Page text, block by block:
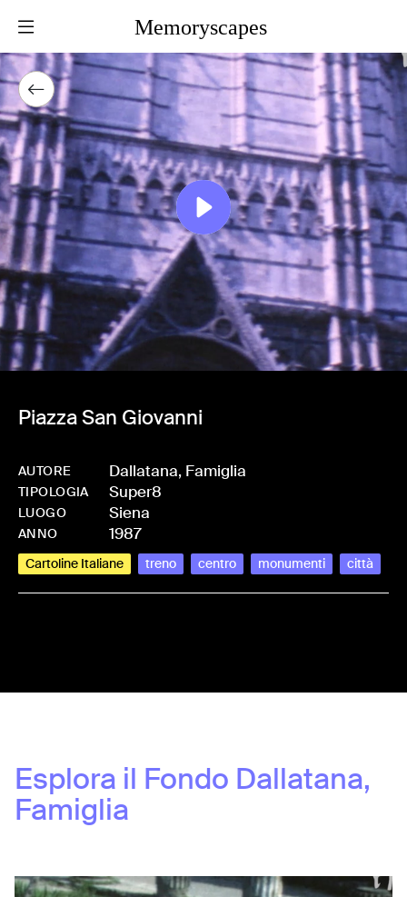
Memoryscapes
Piazza San Giovanni
AUTORE Dallatana, Famiglia
TIPOLOGIA Super8
LUOGO Siena
ANNO 1987
Cartoline Italiane treno centro monumenti città
Esplora il Fondo Dallatana,
Famiglia